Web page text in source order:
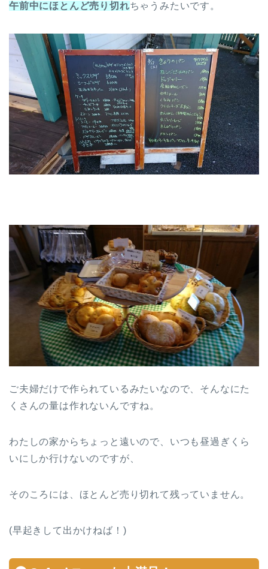
午前中にほとんど売り切れちゃうみたいです。
ご夫婦だけで作られているみたいなので、そんなにた
くさんの量は作れないんですね。
わたしの家からちょっと遠いので、いつも昼過ぎくら
いにしか行けないのですが、
そのころには、ほとんど売り切れて残っていません。
(早起きして出かけねば！)